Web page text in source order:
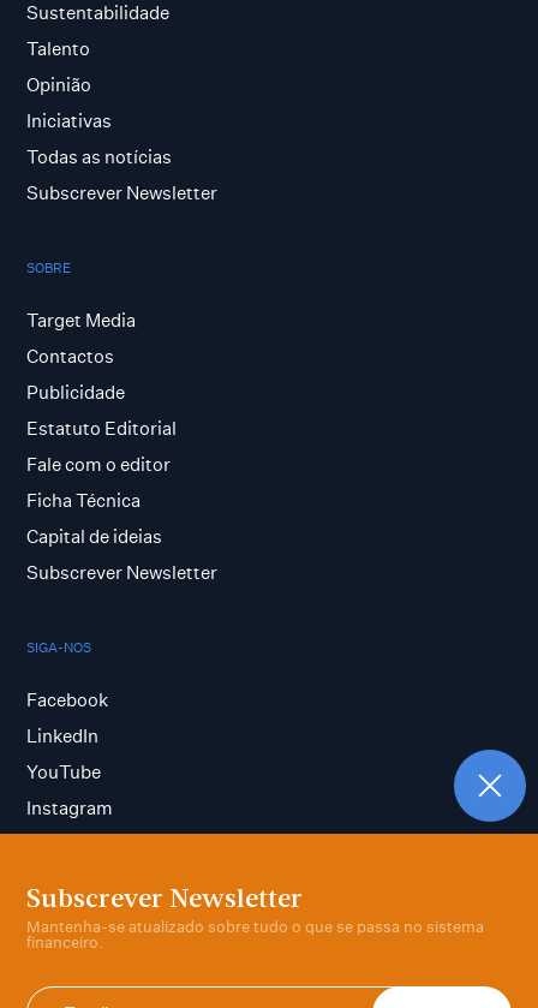
Subscrever Newsletter
Mantenha-se atualizado sobre tudo o que se passa no sistema
financeiro.
Sustentabilidade
Talento
Opinião
Iniciativas
Todas as notícias
Subscrever Newsletter
SOBRE
Target Media
Contactos
Publicidade
Estatuto Editorial
Fale com o editor
Ficha Técnica
Capital de ideias
Subscrever Newsletter
SIGA-NOS
Facebook
LinkedIn
YouTube
Instagram
Termos e condições
Política de privacidade